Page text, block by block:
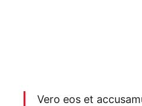
Vero eos et